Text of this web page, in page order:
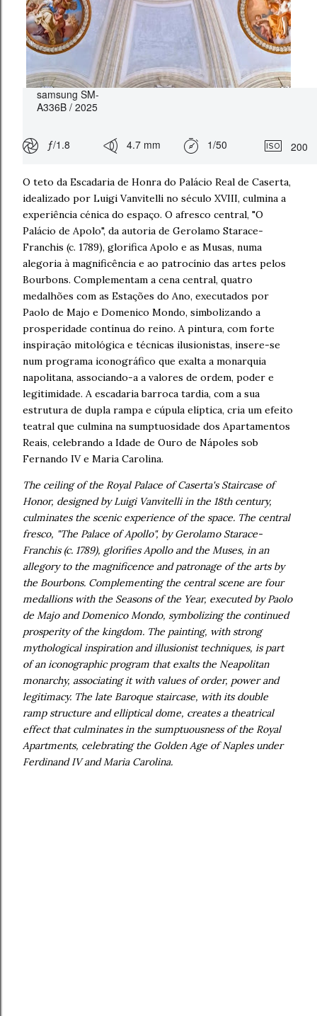
samsung SM-
A336B / 2025
ƒ/1.8 4.7 mm 1/50 200
O teto da Escadaria de Honra do Palácio Real de Caserta,
idealizado por Luigi Vanvitelli no século XVIII, culmina a
experiência cénica do espaço. O afresco central, "O
Palácio de Apolo", da autoria de Gerolamo Starace-
Franchis (c. 1789), glorifica Apolo e as Musas, numa
alegoria à magnificência e ao patrocínio das artes pelos
Bourbons. Complementam a cena central, quatro
medalhões com as Estações do Ano, executados por
Paolo de Majo e Domenico Mondo, simbolizando a
prosperidade contínua do reino. A pintura, com forte
inspiração mitológica e técnicas ilusionistas, insere-se
num programa iconográfico que exalta a monarquia
napolitana, associando-a a valores de ordem, poder e
legitimidade. A escadaria barroca tardia, com a sua
estrutura de dupla rampa e cúpula elíptica, cria um efeito
teatral que culmina na sumptuosidade dos Apartamentos
Reais, celebrando a Idade de Ouro de Nápoles sob
Fernando IV e Maria Carolina.
The ceiling of the Royal Palace of Caserta's Staircase of
Honor, designed by Luigi Vanvitelli in the 18th century,
culminates the scenic experience of the space. The central
fresco, "The Palace of Apollo", by Gerolamo Starace-
Franchis (c. 1789), glorifies Apollo and the Muses, in an
allegory to the magnificence and patronage of the arts by
the Bourbons. Complementing the central scene are four
medallions with the Seasons of the Year, executed by Paolo
de Majo and Domenico Mondo, symbolizing the continued
prosperity of the kingdom. The painting, with strong
mythological inspiration and illusionist techniques, is part
of an iconographic program that exalts the Neapolitan
monarchy, associating it with values of order, power and
legitimacy. The late Baroque staircase, with its double
ramp structure and elliptical dome, creates a theatrical
effect that culminates in the sumptuousness of the Royal
Apartments, celebrating the Golden Age of Naples under
Ferdinand IV and Maria Carolina.